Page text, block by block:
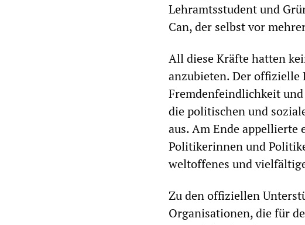
Lehramtsstudent und
Can, der selbst vor
All diese Kräfte hatten
anzubieten. Der offizielle
Fremdenfeindlichkeit
die politischen und
aus. Am Ende appellierte
Politikerinnen und
weltoffenes und
Zu den offiziellen
Organisationen, die für